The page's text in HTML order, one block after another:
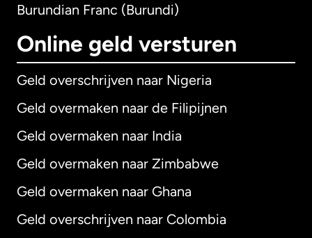
Burundian Franc (Burundi)
Online geld versturen
Geld overschrijven naar Nigeria
Geld overmaken naar de Filipijnen
Geld overmaken naar India
Geld overmaken naar Zimbabwe
Geld overmaken naar Ghana
Geld overschrijven naar Colombia